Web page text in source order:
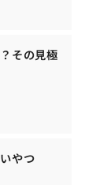
その見極
やつ